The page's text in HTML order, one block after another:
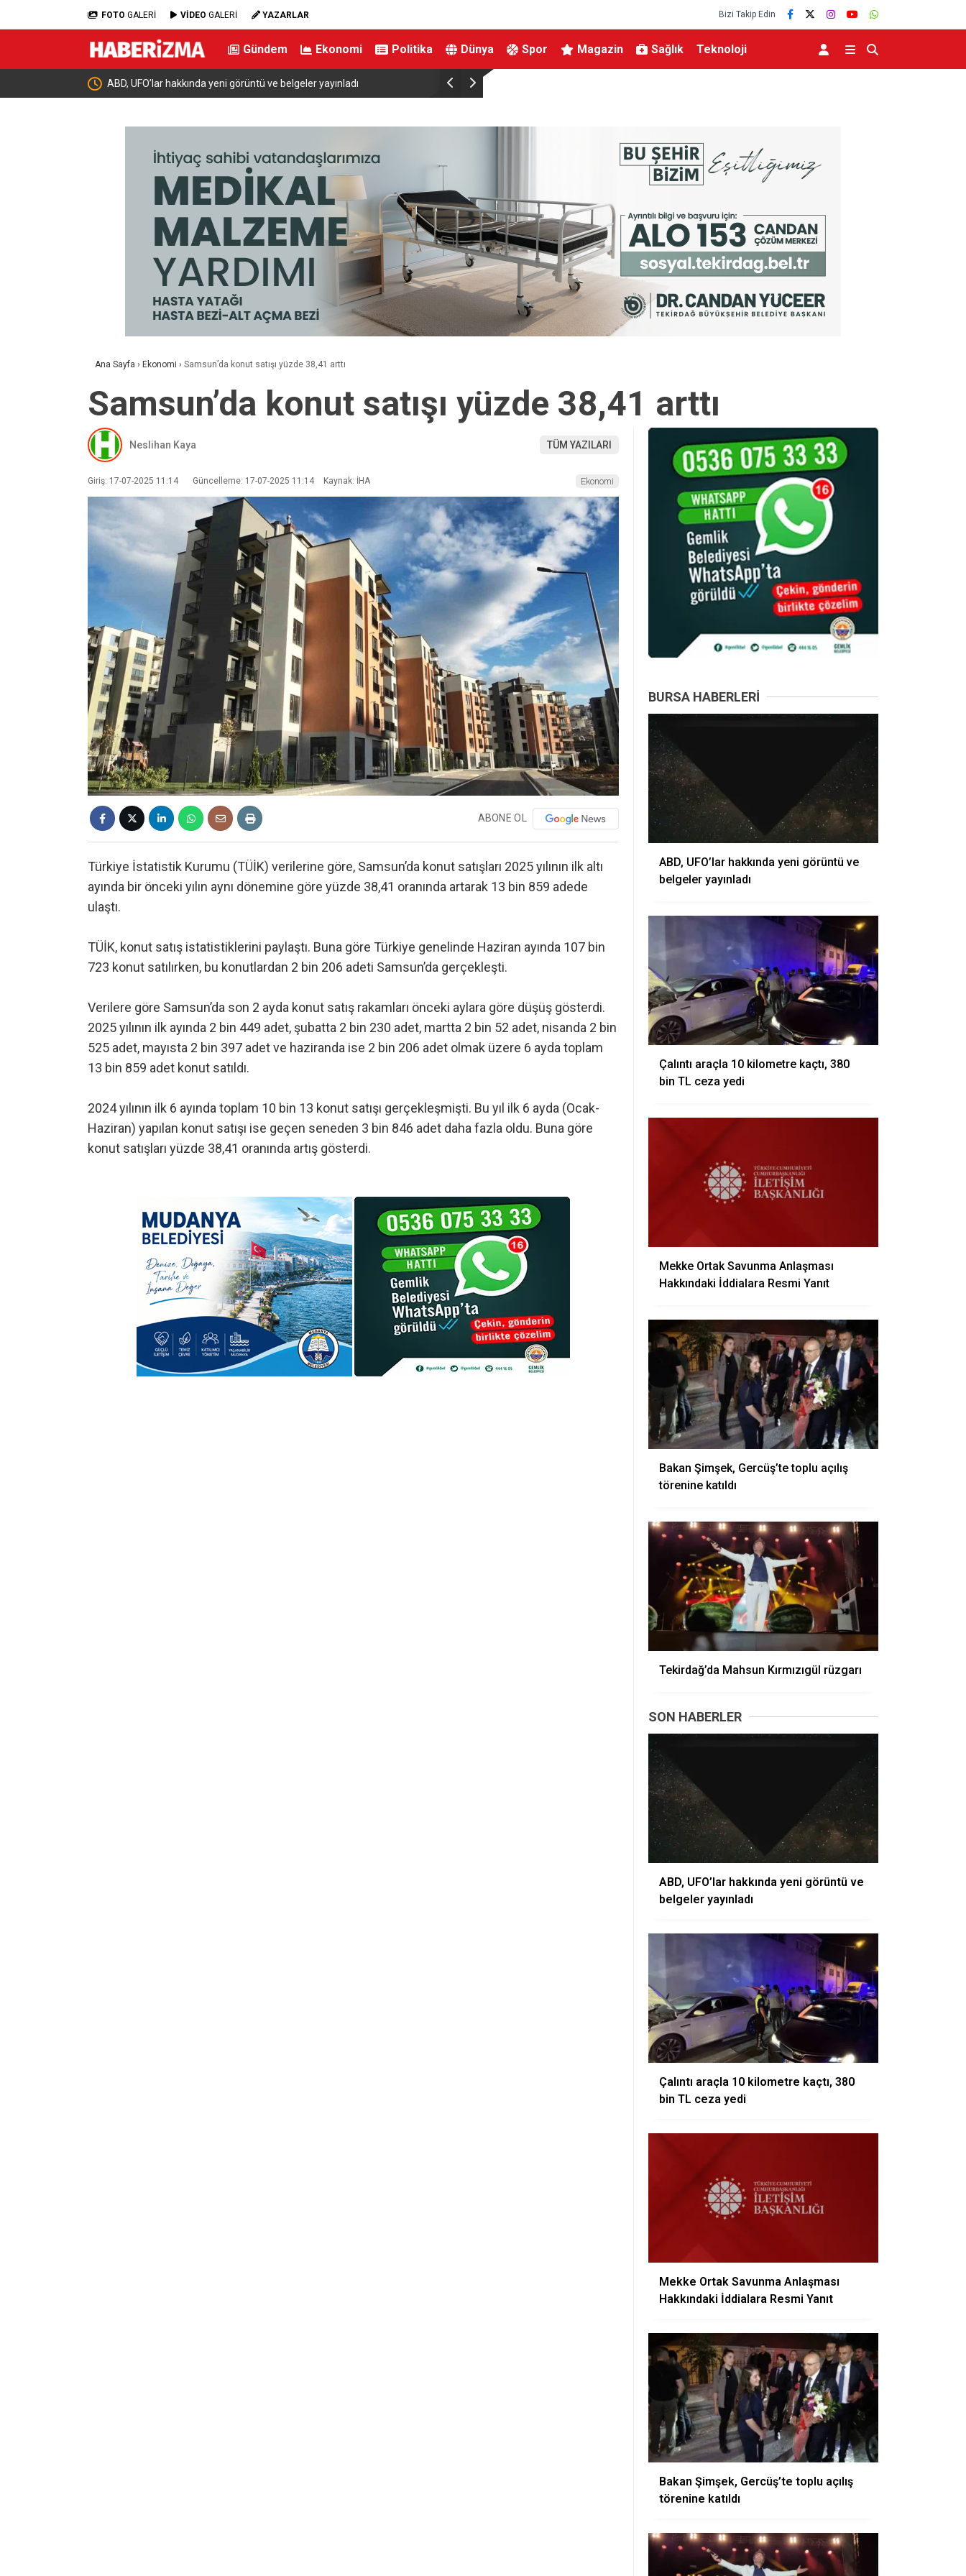
FOTO GALERİ VİDEO GALERİ YAZARLAR Bizi Takip Edin
Gündem Ekonomi Politika Dünya Spor Magazin Sağlık Teknoloji
Çalıntı araçla 10 kilometre kaçtı, 380 bin TL ceza yedi Mekke Ortak Savunma Anlaşması Hakkındaki İddialara Resmi Yanıt
Ana Sayfa › Ekonomi › Samsun’da konut satışı yüzde 38,41 arttı
Samsun’da konut satışı yüzde 38,41 arttı
Neslihan Kaya TÜM YAZILARI
Giriş: 17-07-2025 11:14 Güncelleme: 17-07-2025 11:14 Kaynak: İHA Ekonomi
ABONE OL
Türkiye İstatistik Kurumu (TÜİK) verilerine göre, Samsun’da konut satışları 2025 yılının ilk altı
ayında bir önceki yılın aynı dönemine göre yüzde 38,41 oranında artarak 13 bin 859 adede
ulaştı.
TÜİK, konut satış istatistiklerini paylaştı. Buna göre Türkiye genelinde Haziran ayında 107 bin
723 konut satılırken, bu konutlardan 2 bin 206 adeti Samsun’da gerçekleşti.
Verilere göre Samsun’da son 2 ayda konut satış rakamları önceki aylara göre düşüş gösterdi.
2025 yılının ilk ayında 2 bin 449 adet, şubatta 2 bin 230 adet, martta 2 bin 52 adet, nisanda 2 bin
525 adet, mayısta 2 bin 397 adet ve haziranda ise 2 bin 206 adet olmak üzere 6 ayda toplam
13 bin 859 adet konut satıldı.
2024 yılının ilk 6 ayında toplam 10 bin 13 konut satışı gerçekleşmişti. Bu yıl ilk 6 ayda (Ocak-
Haziran) yapılan konut satışı ise geçen seneden 3 bin 846 adet daha fazla oldu. Buna göre
konut satışları yüzde 38,41 oranında artış gösterdi.
BURSA HABERLERI
ABD, UFO’lar hakkında yeni görüntü ve
belgeler yayınladı
Çalıntı araçla 10 kilometre kaçtı, 380
bin TL ceza yedi
Mekke Ortak Savunma Anlaşması
Hakkındaki İddialara Resmi Yanıt
Bakan Şimşek, Gercüş’te toplu açılış
törenine katıldı
Tekirdağ’da Mahsun Kırmızıgül rüzgarı
SON HABERLER
ABD, UFO’lar hakkında yeni görüntü ve
belgeler yayınladı
Çalıntı araçla 10 kilometre kaçtı, 380
bin TL ceza yedi
Mekke Ortak Savunma Anlaşması
Hakkındaki İddialara Resmi Yanıt
Bakan Şimşek, Gercüş’te toplu açılış
törenine katıldı